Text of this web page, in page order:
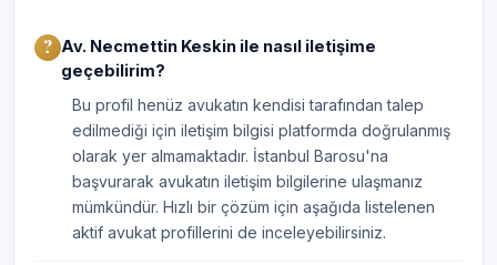
Av. Necmettin Keskin ile nasıl iletişime
geçebilirim?
Bu profil henüz avukatın kendisi tarafından talep
edilmediği için iletişim bilgisi platformda doğrulanmış
olarak yer almamaktadır. İstanbul Barosu'na
başvurarak avukatın iletişim bilgilerine ulaşmanız
mümkündür. Hızlı bir çözüm için aşağıda listelenen
aktif avukat profillerini de inceleyebilirsiniz.